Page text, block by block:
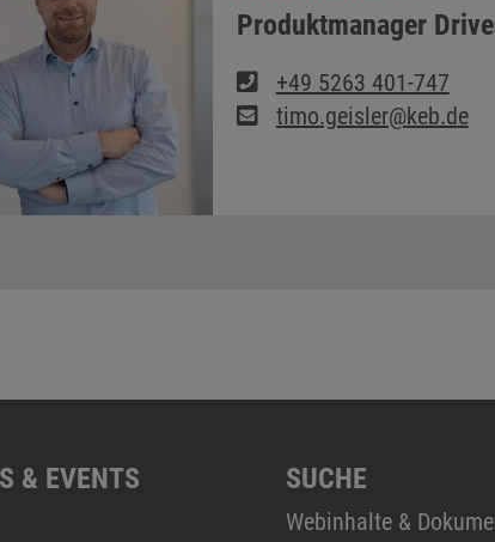
Produktmanager
+49 5263 401-747
timo.geisler@keb.de
& EVENTS SUCHE
Webinhalte &